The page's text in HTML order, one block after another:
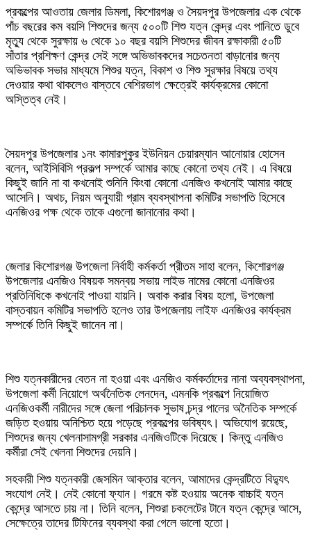
প্রকল্পের আওতায় জেলার ডিমলা, কিশোরগঞ্জ ও সৈয়দপুর উপজেলার এক থেকে
পাঁচ বছরের কম বয়সি শিশুদের জন্য ৫০০টি শিশু যত্ন কেন্দ্র এবং পানিতে ডুবে
মৃত্যু থেকে সুরক্ষায় ৬ থেকে ১০ বছর বয়সি শিশুদের জীবন রক্ষাকারী ৫০টি
সাঁতার প্রশিক্ষণ কেন্দ্র সেই সঙ্গে অভিভাবকদের সচেতনতা বাড়ানোর জন্য
অভিভাবক সভার মাধ্যমে শিশুর যত্ন, বিকাশ ও শিশু সুরক্ষার বিষয়ে তথ্য
দেওয়ার কথা থাকলেও বাস্তবে বেশিরভাগ ক্ষেত্রেই কার্যক্রমের কোনো
অস্তিত্ব নেই।
সৈয়দপুর উপজেলার ১নং কামারপুকুর ইউনিয়ন চেয়ারম্যান আনোয়ার হোসেন
বলেন, আইসিবিসি প্রকল্প সম্পর্কে আমার কাছে কোনো তথ্য নেই। এ বিষয়ে
কিছুই জানি না বা কখনোই শুনিনি কিংবা কোনো এনজিও কখনোই আমার কাছে
আসেনি। অথচ, নিয়ম অনুযায়ী গ্রাম ব্যবস্থাপনা কমিটির সভাপতি হিসেবে
এনজিওর পক্ষ থেকে তাকে এগুলো জানানোর কথা।
জেলার কিশোরগঞ্জ উপজেলা নির্বাহী কর্মকর্তা প্রীতম সাহা বলেন, কিশোরগঞ্জ
উপজেলার এনজিও বিষয়ক সমন্বয় সভায় লাইভ নামের কোনো এনজিওর
প্রতিনিধিকে কখনোই পাওয়া যায়নি। অবাক করার বিষয় হলো, উপজেলা
বাস্তবায়ন কমিটির সভাপতি হলেও তার উপজেলায় লাইফ এনজিওর কার্যক্রম
সম্পর্কে তিনি কিছুই জানেন না।
শিশু যত্নকারীদের বেতন না হওয়া এবং এনজিও কর্মকর্তাদের নানা অব্যবস্থাপনা,
উপজেলা কর্মী নিয়োগে অর্থনৈতিক লেনদেন, এমনকি প্রকল্পে নিয়োজিত
এনজিওকর্মী নারীদের সঙ্গে জেলা পরিচালক সুভাষ চন্দ্র পালের অনৈতিক সম্পর্কে
জড়িত হওয়ায় অনিশ্চিত হয়ে পড়েছে প্রকল্পের ভবিষ্যৎ। অভিযোগ রয়েছে,
শিশুদের জন্য খেলনাসামগ্রী সরকার এনজিওটিকে দিয়েছে। কিন্তু এনজিও
কর্মীরা সেই খেলনা শিশুদের দেয়নি।
সহকারী শিশু যত্নকারী জেসমিন আক্তার বলেন, আমাদের কেন্দ্রটিতে বিদ্যুৎ
সংযোগ নেই। নেই কোনো ফ্যান। গরমে কষ্ট হওয়ায় অনেক বাচ্চাই যত্ন
কেন্দ্রে আসতে চায় না। তিনি বলেন, শিশুরা চকলেটের টানে যত্ন কেন্দ্রে আসে,
সেক্ষেত্রে তাদের টিফিনের ব্যবস্থা করা গেলে ভালো হতো।